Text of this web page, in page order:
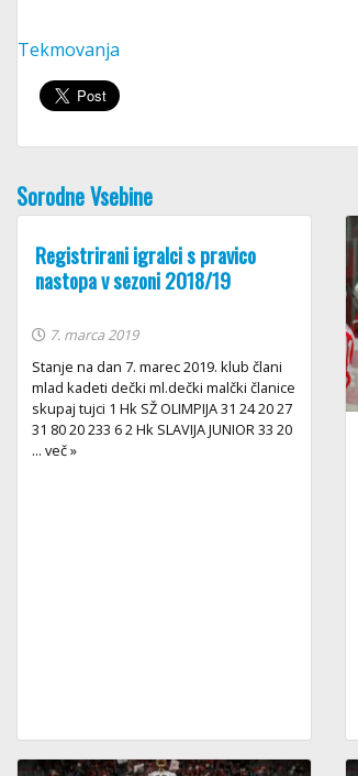
Tekmovanja
Sorodne Vsebine
Registrirani igralci s pravico
nastopa v sezoni 2018/19
7. marca 2019
Stanje na dan 7. marec 2019. klub člani
mlad kadeti dečki ml.dečki malčki članice
skupaj tujci 1 Hk SŽ OLIMPIJA 31 24 20 27
31 80 20 233 6 2 Hk SLAVIJA JUNIOR 33 20
... več »